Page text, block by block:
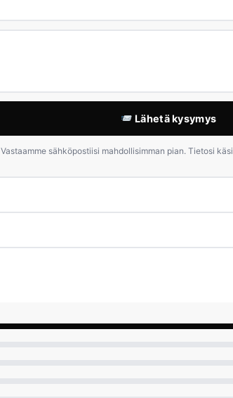
Lähetä kysymys
Vastaamme sähköpostiisi mahdollisimman pian. Tietosi